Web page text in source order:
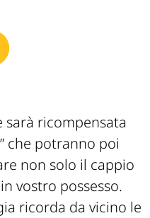
sarà ricompensata
che potranno poi
non solo il cappio
vostro possesso.
ricorda da vicino le